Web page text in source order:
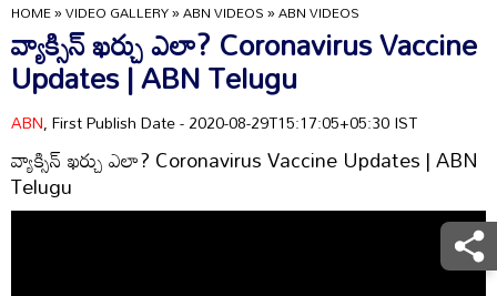
HOME»VIDEO GALLERY»ABN VIDEOS»ABN VIDEOS
వ్యాక్సిన్ ఖర్చు ఎలా? Coronavirus Vaccine
Updates | ABN Telugu
ABN, First Publish Date - 2020-08-29T15:17:05+05:30 IST
వ్యాక్సిన్ ఖర్చు ఎలా? Coronavirus Vaccine Updates | ABN
Telugu